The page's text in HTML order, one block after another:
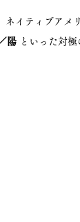
ネイティブアメ
陽 といった対